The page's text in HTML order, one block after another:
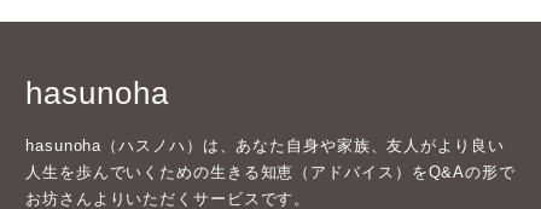
hasunoha
hasunoha（ハスノハ）は、あなた自身や家族、友人がより良い
人生を歩んでいくための生きる知恵（アドバイス）をQ&Aの形で
お坊さんよりいただくサービスです。